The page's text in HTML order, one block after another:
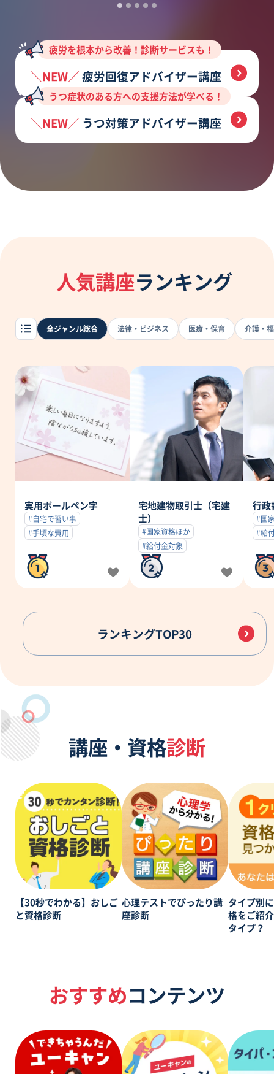
疲労を根本から改善！診断サービスも！
疲労回復アドバイザー講座
うつ症状のある方への支援方法が学べる！
うつ対策アドバイザー講座
人気講座ランキング
全ジャンル総合 法律・ビジネス 医療・保育 介護・
実用ボールペン字
#自宅で習い事
#手頃な費用
宅地建物取引士（宅建
士）
#国家資格ほか
#給付金対象
行政
#国
#給
ランキングTOP30
講座・資格診断
【30秒でわかる】おしご
と資格診断
心理テストでぴったり講
座診断
タイプ別
格をご紹
タイプ？
おすすめコンテンツ